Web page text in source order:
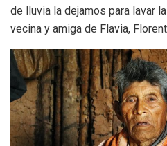
de lluvia la dejamos para lavar
vecina y amiga de Flavia,